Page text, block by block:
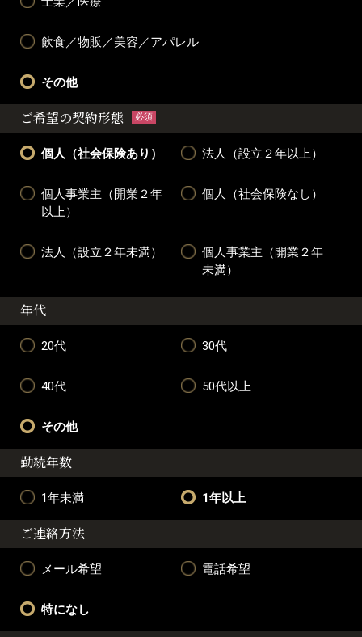
飲食／物販／美容／アパレル
その他
ご希望の契約形態 必須
個人（社会保険あり） 法人（設立２年以上）
個人事業主（開業２年
以上）
個人（社会保険なし）
法人（設立２年未満）
個人事業主（開業２年
未満）
年代
20代 30代
40代 50代以上
その他
勤続年数
1年未満 1年以上
ご連絡方法
メール希望 電話希望
特になし